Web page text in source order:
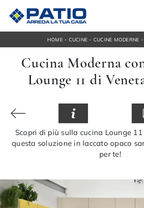
HOME- CUCINE - CUCINE MODERNE -
Cucina Moderna
Lounge 11 di
Scopri di più sulla cucina Lounge 11
questa soluzione in laccato opaco
per te!